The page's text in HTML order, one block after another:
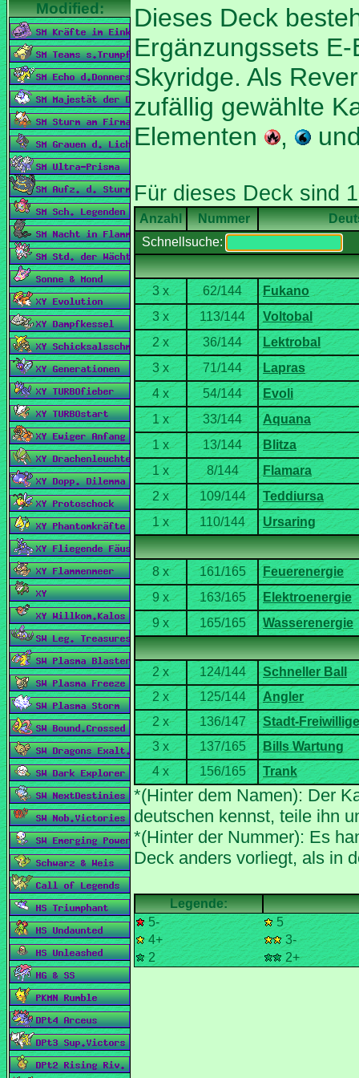
Dieses Deck
Skyridge. Als
zufällig gewählte
Elementen
,
Nummer
Schnellsuche:
*(Hinter dem Namen): Der
*(Hinter der Nummer): Es
5-
5
4+
3-
2
2+